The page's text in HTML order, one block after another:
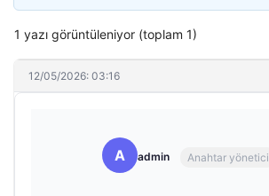
1 yazı görüntüleniyor (toplam 1)
12/05/2026: 03:16
A admin Anahtar yönetici